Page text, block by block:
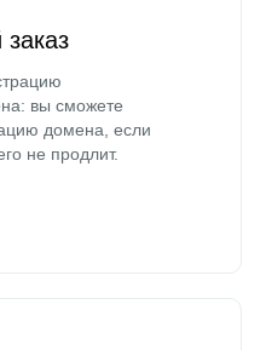
вы сможете
домена, если
не продлит.